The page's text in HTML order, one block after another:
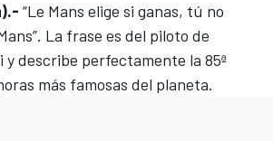
“Le Mans elige si ganas, tú no
La frase es del piloto de
y describe perfectamente la 85ª
más famosas del planeta.